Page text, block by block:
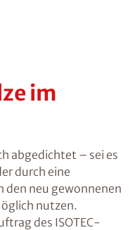
im
abgedichtet – sei es
durch eine
den neu gewonnenen
nutzen.
des ISOTEC-